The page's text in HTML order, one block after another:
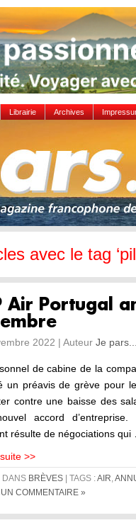
Librairie Archives
avec le tag
Air Portugal
2022 | Auteur Je
de cabine de la
un préavis de grève pour
contre une baisse des
accord
résulte de négociations
>>
DANS BRÈVES | TAGS :AIR
COMMENTAIRE »